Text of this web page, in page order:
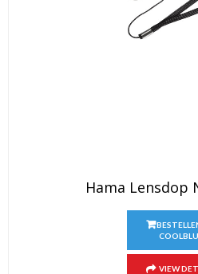
Hama Lensdop
VIEW